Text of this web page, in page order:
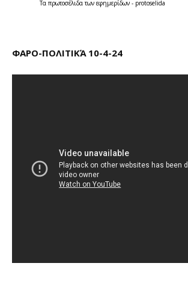
Τα πρωτοσέλιδατων εφημερίδων - protoselida
ΦΑΡΟ-ΠΟΛΙΤΙΚΆ 10-4-24